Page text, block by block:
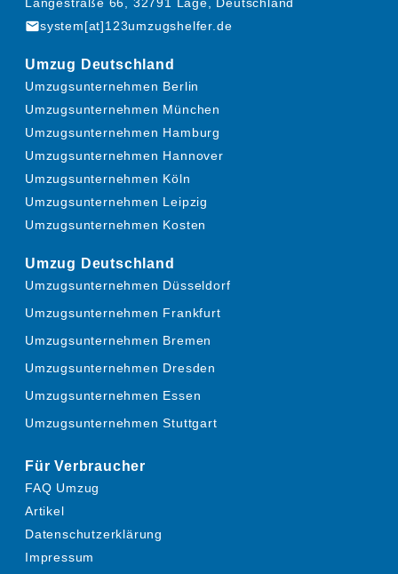
mailsystem[at]123umzugshelfer.de
Umzug Deutschland
Umzugsunternehmen Berlin
Umzugsunternehmen München
Umzugsunternehmen Hamburg
Umzugsunternehmen Hannover
Umzugsunternehmen Köln
Umzugsunternehmen Leipzig
Umzugsunternehmen Kosten
Umzug Deutschland
Umzugsunternehmen Düsseldorf
Umzugsunternehmen Frankfurt
Umzugsunternehmen Bremen
Umzugsunternehmen Dresden
Umzugsunternehmen Essen
Umzugsunternehmen Stuttgart
Für Verbraucher
FAQ Umzug
Artikel
Datenschutzerklärung
Impressum